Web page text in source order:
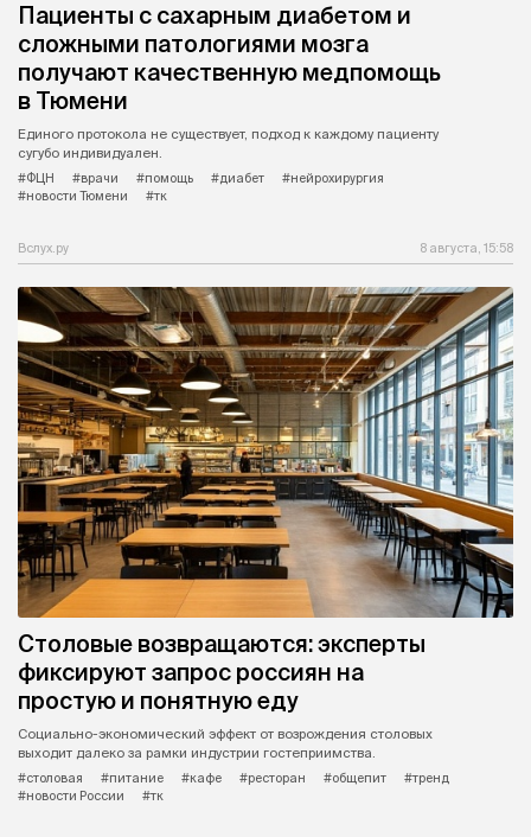
Пациенты с сахарным диабетом и
сложными патологиями мозга
получают качественную медпомощь
в Тюмени
Единого протокола не существует, подход к каждому пациенту
сугубо индивидуален.
#ФЦН
#врачи #помощь #диабет
#нейрохирургия
#новости Тюмени
#тк
Вслух.ру 8 августа, 15:58
Столовые возвращаются: эксперты
фиксируют запрос россиян на
простую и понятную еду
Социально-экономический эффект от возрождения столовых
выходит далеко за рамки индустрии гостеприимства.
#столовая
#питание #кафе #ресторан #общепит
#тренд
#новости России
#тк